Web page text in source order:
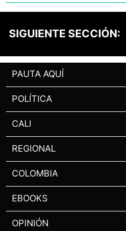
SIGUIENTE SECCIÓN:
PAUTA AQUÍ
POLÍTICA
CALI
REGIONAL
COLOMBIA
EBOOKS
OPINIÓN